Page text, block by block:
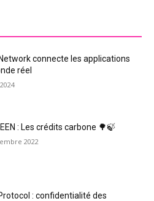
connecte les applications
réel
: Les crédits carbone 🌳🍃
2022
: confidentialité des